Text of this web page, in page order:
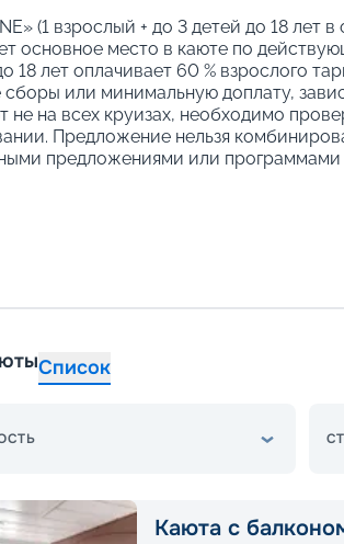
(1 взрослый + до 3 детей до 18 лет
основное место в каюте по
18 лет оплачивает 60 % взрослого
или минимальную доплату,
не на всех круизах, необходимо
Предложение нельзя
предложениями или программами
Список
Каюта с